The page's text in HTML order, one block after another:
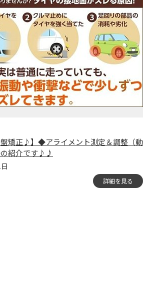
盤矯正♪】◆アライメント測定＆調整（動
紹介です♪♪
詳細を見る